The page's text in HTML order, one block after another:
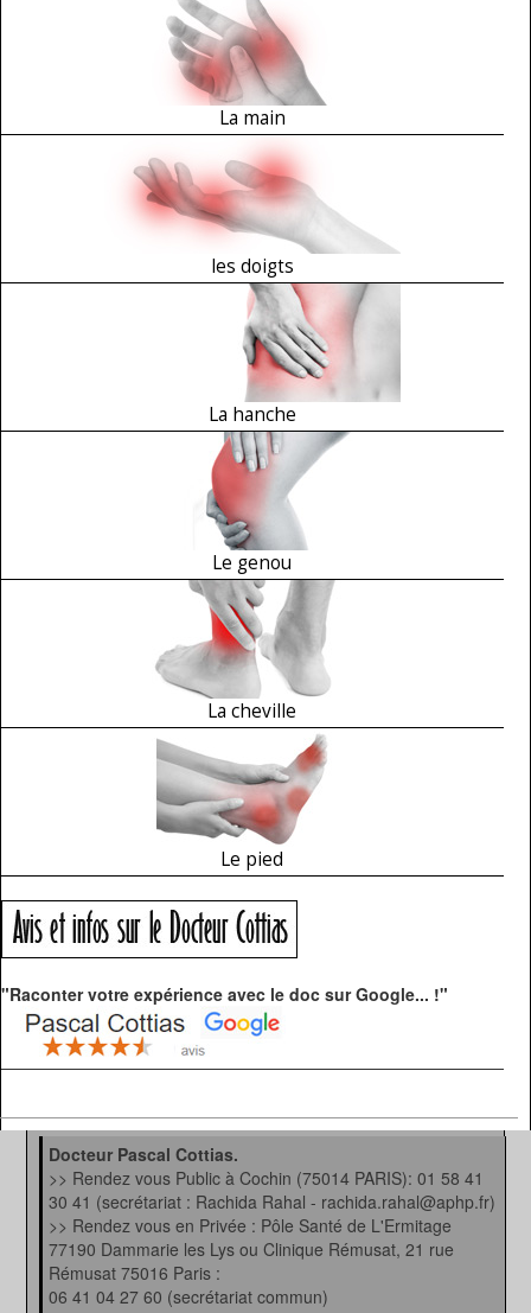
La main
les doigts
La hanche
Le genou
La cheville
Le pied
"Raconter votre expérience avec le doc sur Google... !"
Docteur Pascal Cottias.
>> Rendez vous Public à Cochin (75014 PARIS): 01 58 41
30 41 (secrétariat : Rachida Rahal - rachida.rahal@aphp.fr)
>> Rendez vous en Privée : Pôle Santé de L'Ermitage
77190 Dammarie les Lys ou Clinique Rémusat, 21 rue
Rémusat 75016 Paris :
06 41 04 27 60 (secrétariat commun)